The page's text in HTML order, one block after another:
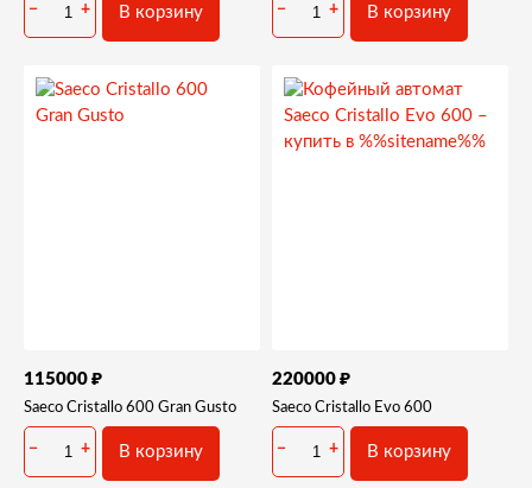
− + В корзину − + В корзину
115000 ₽
Saeco Cristallo 600 Gran Gusto
− + В корзину
220000 ₽
Saeco Cristallo Evo 600
− + В корзину